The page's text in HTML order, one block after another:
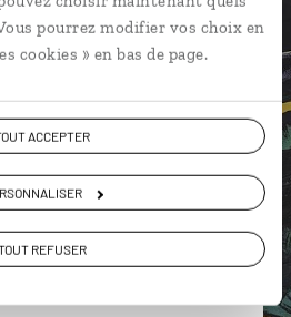
pourrez modifier vos choix en
cookies » en bas de page.
ACCEPTER
REFUSER
Port Antonio